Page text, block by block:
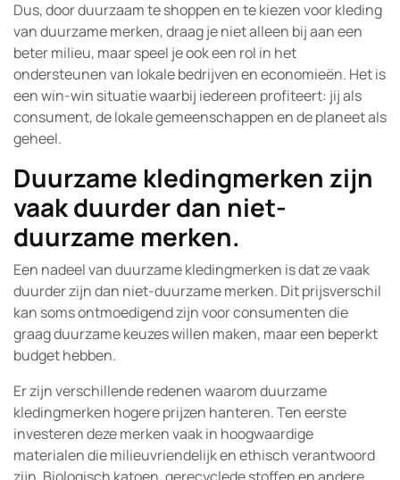
Dus, door duurzaam te shoppen en te kiezen voor kleding
van duurzame merken, draag je niet alleen bij aan een
beter milieu, maar speel je ook een rol in het
ondersteunen van lokale bedrijven en economieën. Het is
een win-win situatie waarbij iedereen profiteert: jij als
consument, de lokale gemeenschappen en de planeet als
geheel.
Duurzame kledingmerken zijn
vaak duurder dan niet-
duurzame merken.
Een nadeel van duurzame kledingmerken is dat ze vaak
duurder zijn dan niet-duurzame merken. Dit prijsverschil
kan soms ontmoedigend zijn voor consumenten die
graag duurzame keuzes willen maken, maar een beperkt
budget hebben.
Er zijn verschillende redenen waarom duurzame
kledingmerken hogere prijzen hanteren. Ten eerste
investeren deze merken vaak in hoogwaardige
materialen die milieuvriendelijk en ethisch verantwoord